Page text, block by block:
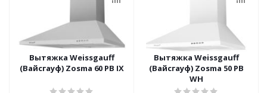
Вытяжка Weissgauff
(Вайсгауф) Zosma 60 PB IX
Вытяжка Weissgauff
(Вайсгауф) Zosma 50 PB
WH